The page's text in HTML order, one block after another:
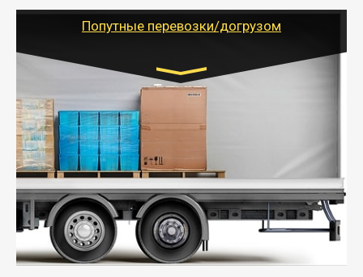
Попутные перевозки/догрузом
Транспорт:
Газель (1,5 и 3 тонны), Бычок, Еврофура от 5 до
10 тонн
от 5000 руб. Возможен догруз
- Экономный способ доставить вещи от 200 кг в
другой город - догрузом или попутно. Попутные
грузоперевозки для физлиц, ИП и юрлиц обходятся
дешевле.
- Тайгер Логистик организует доставку
крупногабаритных и личных вещей по нужному